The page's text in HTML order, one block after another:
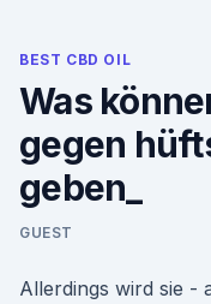
BEST CBD OIL
Was
gegen
geben_
GUEST
Allerdings wird sie -